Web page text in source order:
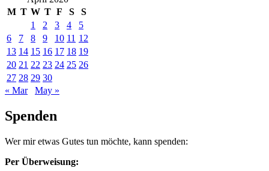
M T W T F S
S
1
2 3 4
5
6
7 8 9 10 11 12
13 14 15 16 17 18 19
20 21 22 23 24 25 26
27 28 29 30
« Mar
May »
Spenden
Wer mir etwas Gutes tun möchte, kann spenden:
Per Überweisung: